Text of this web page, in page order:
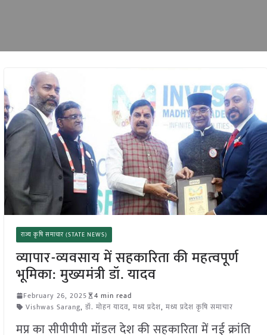
राज्य कृषि समाचार (STATE NEWS)
व्यापार-व्यवसाय में सहकारिता की महत्वपूर्ण
भूमिका: मुख्यमंत्री डॉ. यादव
February 26, 2025
4 min read
Vishwas Sarang, डॉ. मोहन यादव, मध्य प्रदेश, मध्य प्रदेश कृषि समाचार
मप्र का सीपीपीपी मॉडल देश की सहकारिता में नई क्रांति